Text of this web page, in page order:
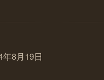
8月19日